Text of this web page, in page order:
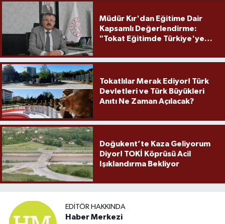
Müdür Kır'dan Eğitime Dair
Kapsamlı Değerlendirme:
"Tokat Eğitimde Türkiye'ye
Tokatlılar Merak Ediyor! Türk
Devletleri ve Türk Büyükleri
Anıtı Ne Zaman Açılacak?
Doğukent’te Kaza Geliyorum
Diyor! TOKİ Köprüsü Acil
Işıklandırma Bekliyor
EDITÖR HAKKINDA
Haber Merkezi